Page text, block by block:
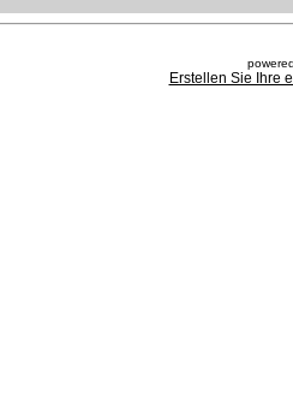
Erstellen Sie Ihre